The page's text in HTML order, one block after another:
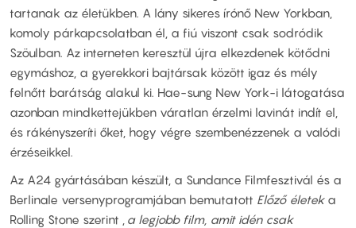
tartanak az életükben. A lány sikeres írónő New Yorkban,
komoly párkapcsolatban él, a fiú viszont csak sodródik
Szöulban. Az interneten keresztül újra elkezdenek kötődni
egymáshoz, a gyerekkori bajtársak között igaz és mély
felnőtt barátság alakul ki. Hae-sung New York-i látogatása
azonban mindkettejükben váratlan érzelmi lavinát indít el,
és rákényszeríti őket, hogy végre szembenézzenek a valódi
érzéseikkel.
Az A24 gyártásában készült, a Sundance Filmfesztivál és a
Berlinale versenyprogramjában bemutatott Előző életeka
Rolling Stone szerint „
a legjobb film, amit idén csak